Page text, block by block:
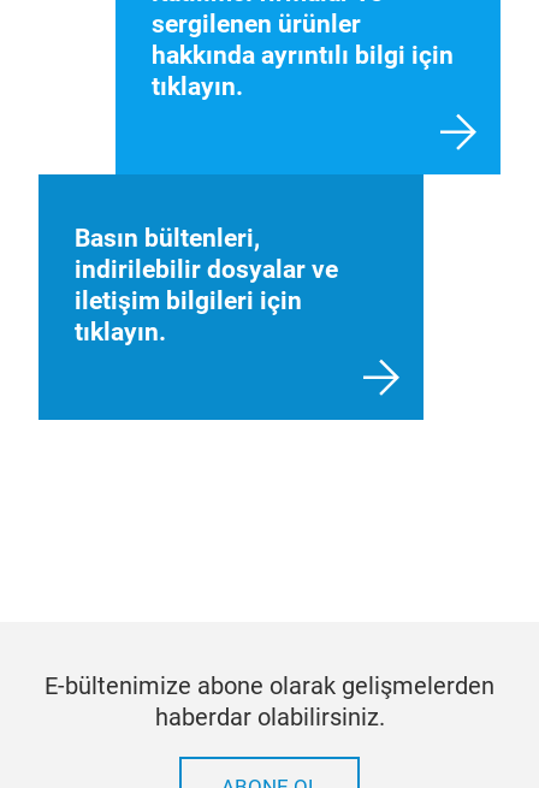
sergilenen ürünler
hakkında ayrıntılı bilgi için
tıklayın.
Basın bültenleri,
indirilebilir dosyalar ve
iletişim bilgileri için
tıklayın.
E-bültenimize abone olarak gelişmelerden
haberdar olabilirsiniz.